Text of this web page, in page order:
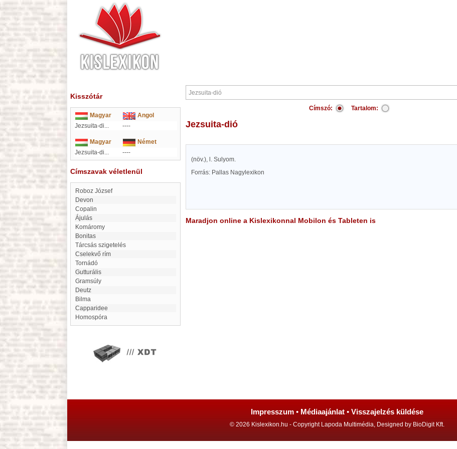
Kisszótár
Magyar
Angol
Jezsuita-di...
----
Magyar
Német
Jezsuita-di...
----
Címszavak véletlenül
Roboz József
Devon
Copalin
Ájulás
Komáromy
Bonitas
tárcsás szigetelés
cselekvő rím
Tornádó
gutturális
Gramsúly
Deutz
Bilma
Capparidee
homospóra
Címszó: Tartalom:
Jezsuita-dió
(növ.), l. Sulyom.
Forrás: Pallas Nagylexikon
Maradjon online a Kislexikonnal Mobilon és Tableten is
Impresszum • Médiaajánlat • Visszajelzés küldése
© 2026 Kislexikon.hu - Copyright Lapoda Multimédia, Designed by BioDigit Kft.